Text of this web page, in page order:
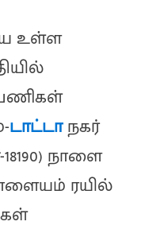
உள்ள
பணிகள்
டாட்டாநகர்
நாளை
ரயில்